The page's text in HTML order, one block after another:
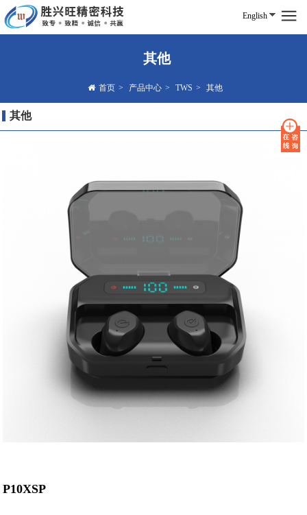
English
其他
首页 > 产品中心 > TWS > 其他
其他
P10XSP